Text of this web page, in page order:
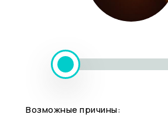
Возможные причины: